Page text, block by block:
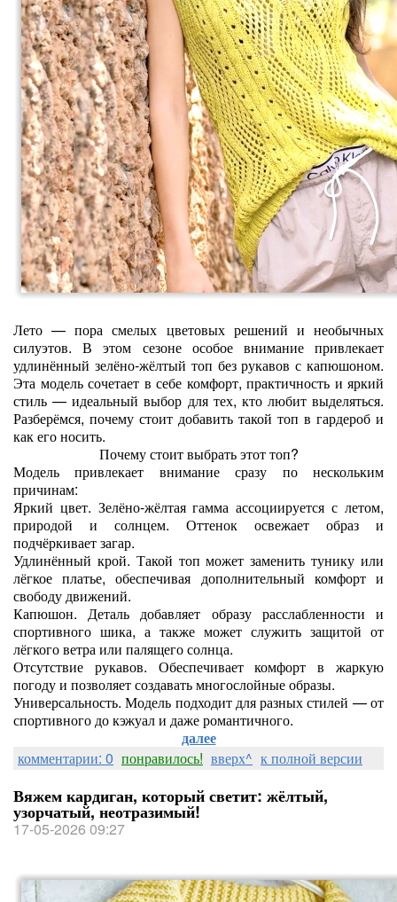
Лето — пора смелых цветовых решений и необычных
силуэтов. В этом сезоне особое внимание привлекает
удлинённый зелёно‑жёлтый топ без рукавов с капюшоном.
Эта модель сочетает в себе комфорт, практичность и яркий
стиль — идеальный выбор для тех, кто любит выделяться.
Разберёмся, почему стоит добавить такой топ в гардероб и
как его носить.
Почему стоит выбрать этот топ?
Модель привлекает внимание сразу по нескольким
причинам:
Яркий цвет. Зелёно‑жёлтая гамма ассоциируется с летом,
природой и солнцем. Оттенок освежает образ и
подчёркивает загар.
Удлинённый крой. Такой топ может заменить тунику или
лёгкое платье, обеспечивая дополнительный комфорт и
свободу движений.
Капюшон. Деталь добавляет образу расслабленности и
спортивного шика, а также может служить защитой от
лёгкого ветра или палящего солнца.
Отсутствие рукавов. Обеспечивает комфорт в жаркую
погоду и позволяет создавать многослойные образы.
Универсальность. Модель подходит для разных стилей — от
спортивного до кэжуал и даже романтичного.
далее
комментарии: 0 понравилось! вверх^ к полной версии
Вяжем кардиган, который светит: жёлтый,
узорчатый, неотразимый!
17-05-2026 09:27